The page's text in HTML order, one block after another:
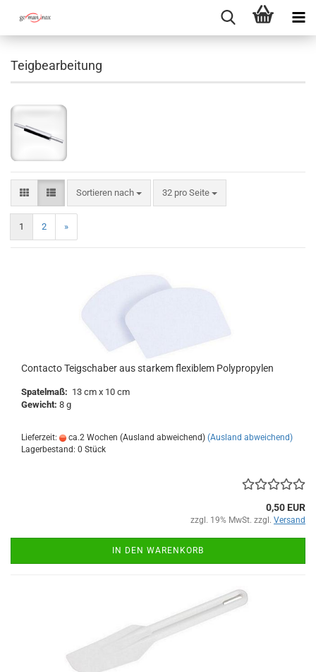
Teigbearbeitung
Sortieren nach
Sortieren nach 32 pro Seite
pro Seite
1 2 »
Contacto Teigschaber aus starkem flexiblem Polypropylen
Spatelmaß: 13 cm x 10 cm
Gewicht: 8 g
Lieferzeit: ca.2 Wochen (Ausland abweichend) (Ausland abweichend)
Lagerbestand: 0 Stück
0,50 EUR
zzgl. 19% MwSt. zzgl. Versand
IN DEN WARENKORB